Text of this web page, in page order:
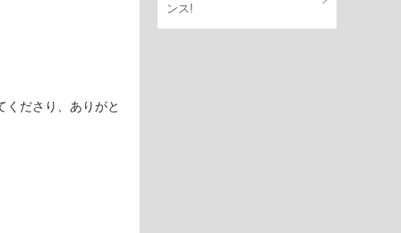
ださり、ありがと
ンス!